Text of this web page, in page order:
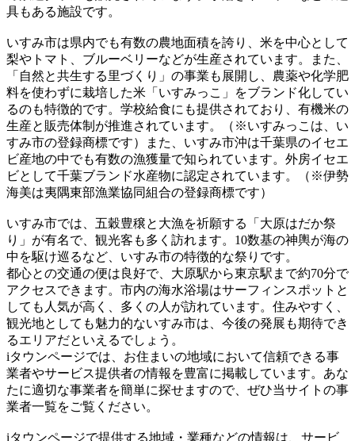
具もある施設です。
いすみ市は県内でも有数の農地面積を誇り、米を中心として
梨やトマト、ブルーベリーなどが生産されています。また、
「自然と共生する里づくり」の事業も展開し、農薬や化学肥
料を使わずに栽培した米「いすみっこ」をブランド化してい
るのも特徴的です。学校給食にも提供されており、有機米の
生産と販売体制が推進されています。（※いすみっこは、い
すみ市の登録商標です）また、いすみ市沖は千葉県のイセエ
ビ産地の中でも有数の漁獲量で知られています。外房イセエ
ビとして千葉ブランド水産物に認定されています。（※伊勢
海美は夷隅東部漁業協同組合の登録商標です）
いすみ市では、五穀豊穣と大漁を祈願する「大原はだか祭
り」が有名で、観光客も多く訪れます。10数基の神輿が海の
中を駆け巡るなど、いすみ市の特徴的な祭りです。
都心との交通の便は良好で、大原駅から東京駅まで約70分で
アクセスできます。市内の海水浴場はサーフィンスポットと
しても人気が高く、多くの人が訪れています。住みやすく、
観光地としても魅力的ないすみ市は、今後の発展も期待でき
るエリアだといえるでしょう。
iタウンページでは、お住まいの地域において信頼できる事
業者やサービス提供者の情報を豊富に掲載しています。あな
たに適切な事業者を簡単に探せますので、ぜひ当サイトの事
業者一覧をご覧ください。
iタウンページで提供する地域・業種などの情報は、サービ